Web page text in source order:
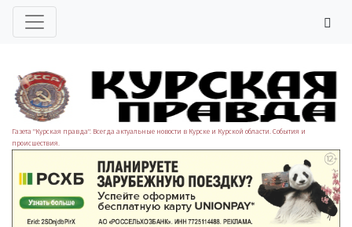
Газета "Курская правда". Всегда актуальные новости в Курске и Курской области. События и
происшествия.